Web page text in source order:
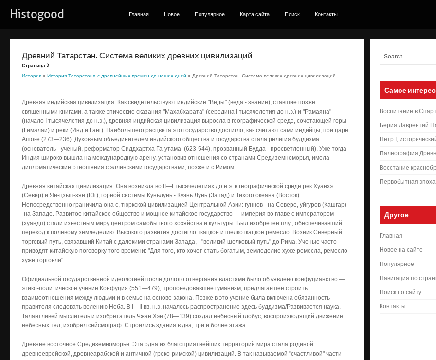
Histogood Главная Новое Популярное Карта сайта Поиск Контакты
Древний Татарстан. Система великих древних цивилизаций
Страница 2
История » История Татарстана с древнейших времен до наших дней » Древний Татарстан. Система великих древних цивилизаций
Древняя индийская цивилизация. Как свидетельствуют индийские "Веды" (веда - знание), ставшие позже
священными книгами, а также эпические сказания "Махабхарата" (середина I тысячелетия до н.э.) и "Рамаяна"
(начало I тысячелетия до н.э.), древняя индийская цивилизация выросла в географической среде, сочетающей горы
(Гималаи) и реки (Инд и Ганг). Наибольшего расцвета это государство достигло, как считают сами индийцы, при царе
Ашоке (273—236). Духовным объединителем индийского общества и государства стала религия буддизма
(основатель - ученый, реформатор Сиддхартха Га-утама, (623-544), прозванный Будда - просветленный). Уже тогда
Индия широко вышла на международную арену, установив отношения со странами Средиземноморья, имела
дипломатические отношения с эллинскими государствами, позже и с Римом.
Древняя китайская цивилизация. Она возникла во II—I тысячелетиях до н.э. в географической среде рек Хуанхэ
(Север) и Ян-цзыц-зян (Юг), горной системы Куньлунь - Куэнь Лунь (Запад) и Тихого океана (Восток).
Непосредственно граничила она с, тюркской цивилизацией Центральной Азии: гуннов - на Севере, уйгуров (Кашгар)
-на Западе. Развитое китайское общество и мощное китайское государство — империя во главе с императором
(хуандп) стали известным миру центром самобытного хозяйства и культуры. Был изобретен плуг, обеспечивавший
переход к полевому земледелию. Высокого развития достигло ткацкое и шелкоткацкое ремесло. Возник Северный
торговый путь, связавший Китай с далекими странами Запада, - "великий шелковый путь" до Рима. Ученые часто
приводят китайскую поговорку того времени: "Для того, кто хочет стать богатым, земледелие хуже ремесла, ремесло
хуже торговли".
Официальной государственной идеологией после долгого отвергания властями было объявлено конфуцианство —
этико-политическое учение Конфуция (551—479), проповедовавшее гуманизм, предлагавшее строить
взаимоотношения между людьми и в семье на основе закона. Позже в это учение была включена обязанность
правителя следовать велению Неба. В I—II вв. н.э. началось распространение здесь буддизма/Развивается наука.
Талантливей мыслитель и изобретатель Чжан Хэн (78—139) создал небесный глобус, воспроизводящий движение
небесных тел, изобрел сейсмограф. Строились здания в два, три и более этажа.
Древнее восточное Средиземноморье. Эта одна из благоприятнейших территорий мира стала родиной
древнееврейской, древнеарабской и античной (греко-римской) цивилизаций. В так называемой "счастливой" части
Самое
Воспитание в
Берия Лаврентий
Петр I,
Палеография
Восстание
Первобытная
Другое
Главная
Новое на сайте
Популярное
Навигация по
Поиск по сайту
Контакты